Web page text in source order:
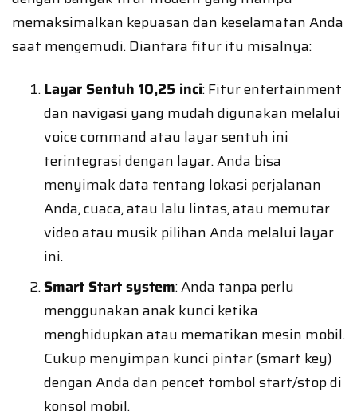
memaksimalkan kepuasan dan keselamatan Anda
saat mengemudi. Diantara fitur itu misalnya:
Layar Sentuh 10,25 inci: Fitur entertainment
dan navigasi yang mudah digunakan melalui
voice command atau layar sentuh ini
terintegrasi dengan layar. Anda bisa
menyimak data tentang lokasi perjalanan
Anda, cuaca, atau lalu lintas, atau memutar
video atau musik pilihan Anda melalui layar
ini.
Smart Start system: Anda tanpa perlu
menggunakan anak kunci ketika
menghidupkan atau mematikan mesin mobil.
Cukup menyimpan kunci pintar (smart key)
dengan Anda dan pencet tombol start/stop di
konsol mobil.